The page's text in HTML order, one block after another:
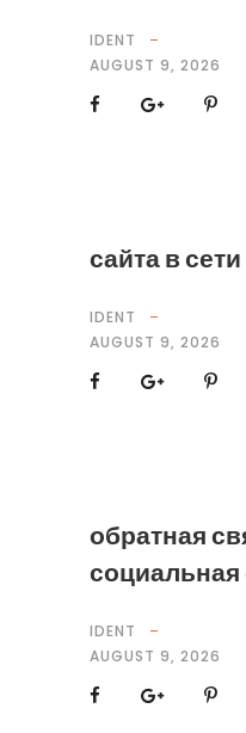
IDENT
AUGUST 9, 2026
сайта в
IDENT
AUGUST 9, 2026
обратная
социальная
IDENT
AUGUST 9, 2026